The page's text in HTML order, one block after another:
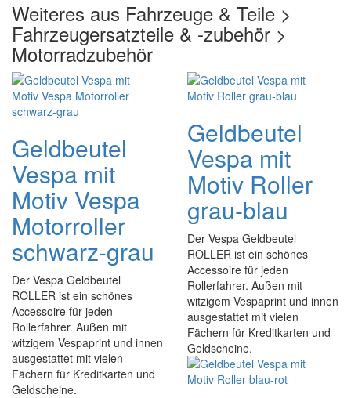
Weiteres aus Fahrzeuge & Teile >
Fahrzeugersatzteile & -zubehör >
Motorradzubehör
Geldbeutel
Vespa mit
Motiv Vespa
Motorroller
schwarz-grau
Der Vespa Geldbeutel
ROLLER ist ein schönes
Accessoire für jeden
Rollerfahrer. Außen mit
witzigem Vespaprint und innen
ausgestattet mit vielen
Fächern für Kreditkarten und
Geldscheine.
Geldbeutel
Vespa mit
Motiv Roller
grau-blau
Der Vespa Geldbeutel
ROLLER ist ein schönes
Accessoire für jeden
Rollerfahrer. Außen mit
witzigem Vespaprint und innen
ausgestattet mit vielen
Fächern für Kreditkarten und
Geldscheine.